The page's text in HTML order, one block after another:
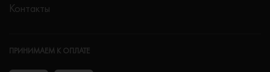
Контакты
ПРИНИМАЕМ К ОПЛАТЕ